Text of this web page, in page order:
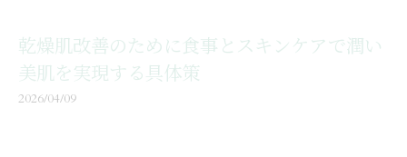
乾燥肌改善のために食事とスキンケアで潤い
美肌を実現する具体策
2026/04/09